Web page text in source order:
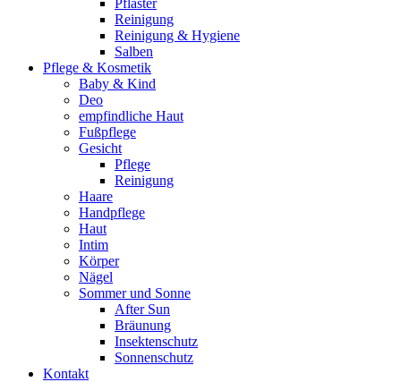
Reinigung
Reinigung & Hygiene
Salben
Pflege & Kosmetik
Baby & Kind
Deo
empfindliche Haut
Fußpflege
Gesicht
Pflege
Reinigung
Haare
Handpflege
Haut
Intim
Körper
Nägel
Sommer und Sonne
After Sun
Bräunung
Insektenschutz
Sonnenschutz
Kontakt